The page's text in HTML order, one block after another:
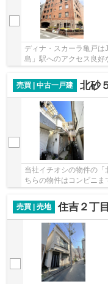
ディナ・スカーラ亀戸
島」駅へのアクセス良
売買 | 中古一戸建
北砂
当社イチオシの物件の「
ちらの物件はコンビニ
売買 | 売地
住吉２丁